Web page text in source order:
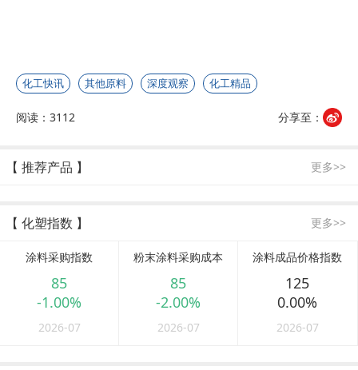
化工快讯 其他原料 深度观察 化工精品
阅读：3112 分享至：
【 推荐产品 】 更多>>
【 化塑指数 】 更多>>
涂料采购指数
85
-1.00%
2026-07
粉末涂料采购成本
85
-2.00%
2026-07
涂料成品价格指数
125
0.00%
2026-07